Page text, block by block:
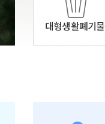
대형생활폐기물